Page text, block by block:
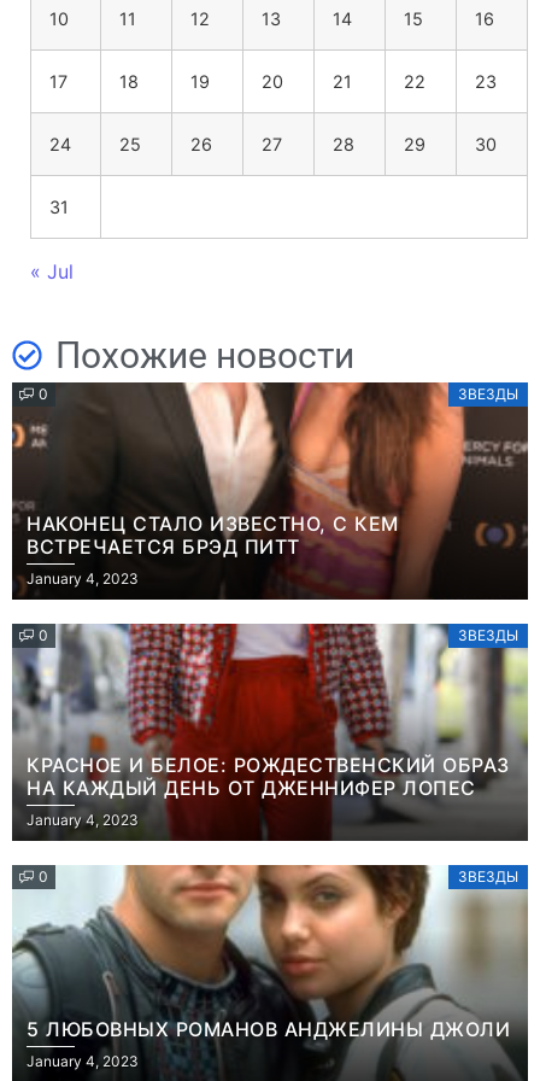
10 11 12 13 14 15 16
17 18 19 20 21 22 23
24 25 26 27 28 29 30
31
« Jul
Похожие новости
0 ЗВЕЗДЫ
НАКОНЕЦ СТАЛО ИЗВЕСТНО, С КЕМ
ВСТРЕЧАЕТСЯ БРЭД ПИТТ
January 4, 2023
0 ЗВЕЗДЫ
КРАСНОЕ И БЕЛОЕ: РОЖДЕСТВЕНСКИЙ ОБРАЗ
НА КАЖДЫЙ ДЕНЬ ОТ ДЖЕННИФЕР ЛОПЕС
January 4, 2023
0 ЗВЕЗДЫ
5 ЛЮБОВНЫХ РОМАНОВ АНДЖЕЛИНЫ ДЖОЛИ
January 4, 2023